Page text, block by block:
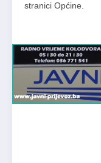
stranici Općine.